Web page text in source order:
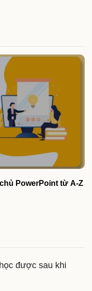
PowerPoint từ A-Z
được sau khi